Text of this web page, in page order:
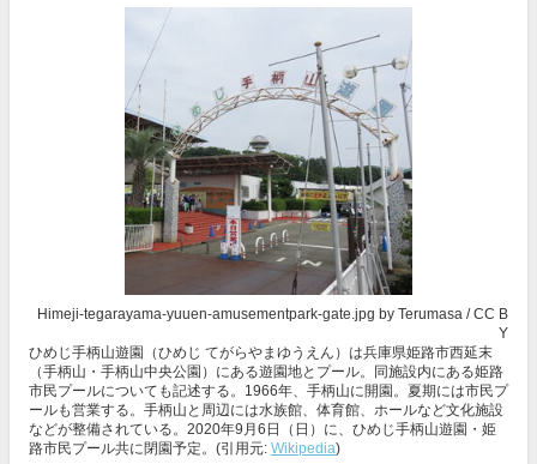
Himeji-tegarayama-yuuen-amusementpark-gate.jpg by Terumasa /CC B
Y
ひめじ手柄山遊園（ひめじ てがらやまゆうえん）は兵庫県姫路市西延末
（手柄山・手柄山中央公園）にある遊園地とプール。同施設内にある姫路
市民プールについても記述する。1966年、手柄山に開園。夏期には市民プ
ールも営業する。手柄山と周辺には水族館、体育館、ホールなど文化施設
などが整備されている。2020年9月6日（日）に、ひめじ手柄山遊園・姫
路市民プール共に閉園予定。(引用元: Wikipedia)